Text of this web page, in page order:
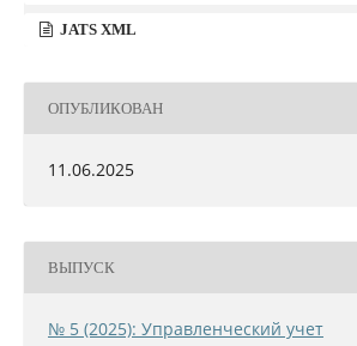
JATS XML
ОПУБЛИКОВАН
11.06.2025
ВЫПУСК
№ 5 (2025): Управленческий учет